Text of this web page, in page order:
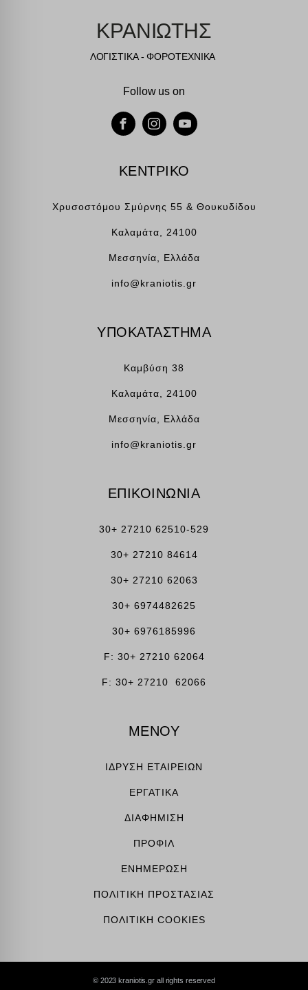
ΚΡΑΝΙΩΤΗΣ
ΛΟΓΙΣΤΙΚΑ - ΦΟΡΟΤΕΧΝΙΚΑ
Follow us on
ΚΕΝΤΡΙΚΟ
Χρυσοστόμου Σμύρνης 55 & Θουκυδίδου
Καλαμάτα, 24100
Μεσσηνία, Ελλάδα
info@kraniotis.gr
ΥΠΟΚΑΤΑΣΤΗΜΑ
Καμβύση 38
Καλαμάτα, 24100
Μεσσηνία, Ελλάδα
info@kraniotis.gr
ΕΠΙΚΟΙΝΩΝΙΑ
30+ 27210 62510-529
30+ 27210 84614
30+ 27210 62063
30+ 6974482625
30+ 6976185996
F: 30+ 27210 62064
F: 30+ 27210 62066
ΜΕΝΟΥ
ΙΔΡΥΣΗ ΕΤΑΙΡΕΙΩΝ
ΕΡΓΑΤΙΚΑ
ΔΙΑΦΗΜΙΣΗ
ΠΡΟΦΙΛ
ΕΝΗΜΕΡΩΣΗ
ΠΟΛΙΤΙΚΗ ΠΡΟΣΤΑΣΙΑΣ
ΠΟΛΙΤΙΚΗ COOKIES
© 2023 kraniotis.gr all rights reserved